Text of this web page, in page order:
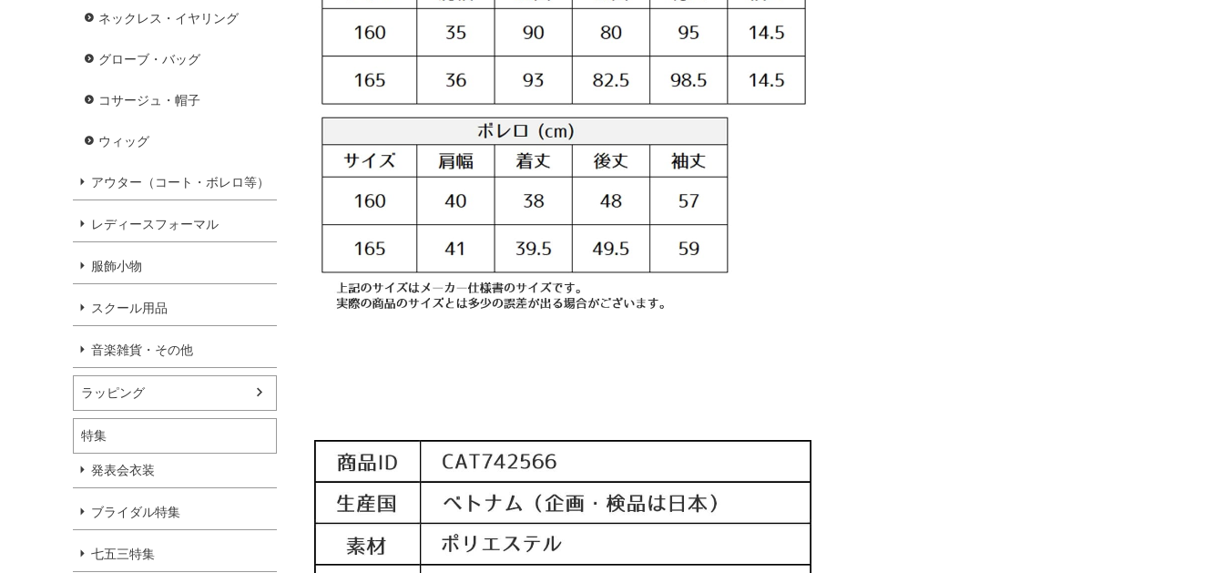
ネックレス・イヤリング
グローブ・バッグ
コサージュ・帽子
ウィッグ
アウター（コート・ボレロ等）
レディースフォーマル
服飾小物
スクール用品
音楽雑貨・その他
ラッピング
特集
発表会衣装
ブライダル特集
七五三特集